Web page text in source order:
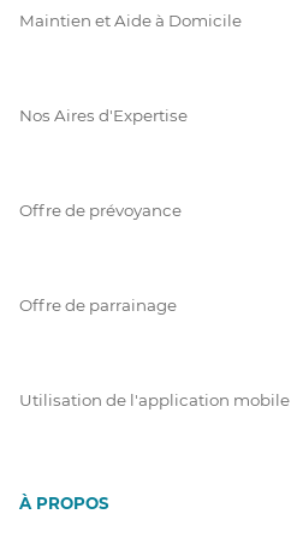
Maintien et Aide à Domicile
Nos Aires d'Expertise
Offre de prévoyance
Offre de parrainage
Utilisation de l'application mobile
À PROPOS